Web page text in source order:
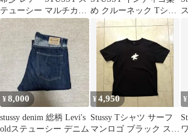
テューシー マルチカラ
ーロゴ 黒 ピンク
め クルーネック Tシャ
ツ L
¥8,000
stussy denim 総柄 Levi's
oldステューシー デニム
¥4,950
Stussy Tシャツ サーフ
マンロゴ ブラック スト
¥